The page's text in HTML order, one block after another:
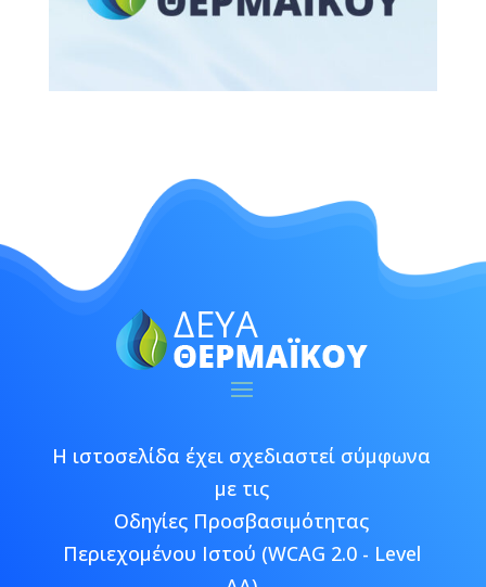
Η ιστοσελίδα έχει σχεδιαστεί σύμφωνα
με τις
Οδηγίες Προσβασιμότητας
Περιεχομένου Ιστού (WCAG 2.0 - Level